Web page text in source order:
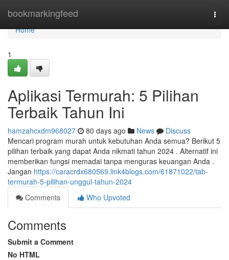
bookmarkingfeed
Home
Home
1
Aplikasi Termurah: 5 Pilihan
Terbaik Tahun Ini
hamzahcxdm968027 80 days ago News
Discuss
Mencari program murah untuk kebutuhan Anda semua? Berikut 5
pilihan terbaik yang dapat Anda nikmati tahun 2024 . Alternatif ini
memberikan fungsi memadai tanpa menguras keuangan Anda .
Jangan https://caracrdx680569.link4blogs.com/61871022/tab-
termurah-5-pilihan-unggul-tahun-2024
Comments
Who Upvoted
Comments
Submit a Comment
No HTML